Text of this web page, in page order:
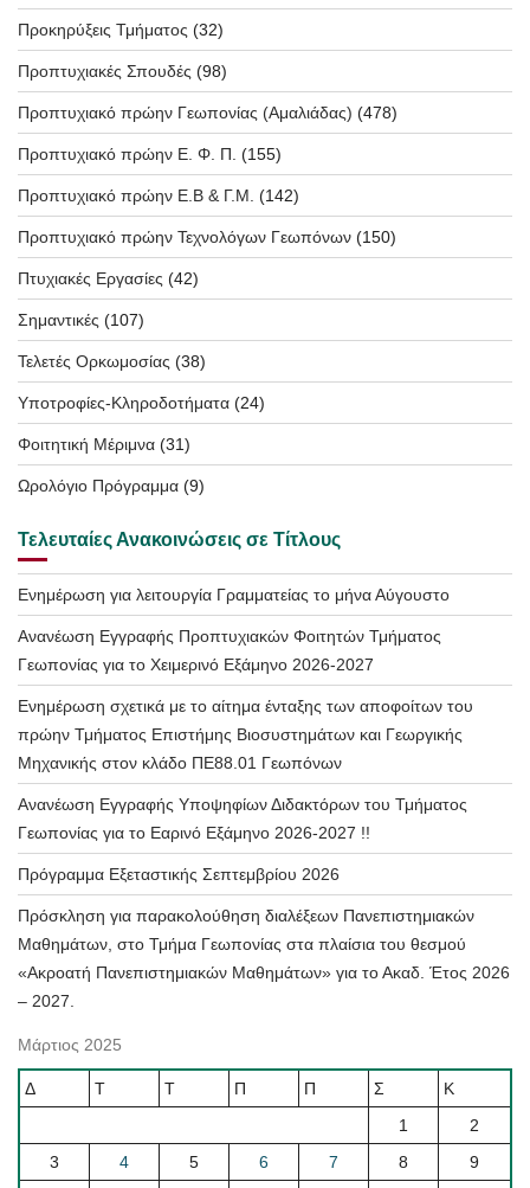
Προκηρύξεις Τμήματος (32)
Προπτυχιακές Σπουδές (98)
Προπτυχιακό πρώην Γεωπονίας (Αμαλιάδας) (478)
Προπτυχιακό πρώην Ε. Φ. Π. (155)
Προπτυχιακό πρώην Ε.Β & Γ.Μ. (142)
Προπτυχιακό πρώην Τεχνολόγων Γεωπόνων (150)
Πτυχιακές Εργασίες (42)
Σημαντικές (107)
Τελετές Ορκωμοσίας (38)
Υποτροφίες-Κληροδοτήματα (24)
Φοιτητική Μέριμνα (31)
Ωρολόγιο Πρόγραμμα (9)
Τελευταίες Ανακοινώσεις σε Τίτλους
Ενημέρωση για λειτουργία Γραμματείας το μήνα Αύγουστο
Ανανέωση Εγγραφής Προπτυχιακών Φοιτητών Τμήματος
Γεωπονίας για το Χειμερινό Εξάμηνο 2026-2027
Ενημέρωση σχετικά με το αίτημα ένταξης των αποφοίτων του
πρώην Τμήματος Επιστήμης Βιοσυστημάτων και Γεωργικής
Μηχανικής στον κλάδο ΠΕ88.01 Γεωπόνων
Ανανέωση Εγγραφής Υποψηφίων Διδακτόρων του Τμήματος
Γεωπονίας για το Εαρινό Εξάμηνο 2026-2027 !!
Πρόγραμμα Εξεταστικής Σεπτεμβρίου 2026
Πρόσκληση για παρακολούθηση διαλέξεων Πανεπιστημιακών
Μαθημάτων, στο Τμήμα Γεωπονίας στα πλαίσια του θεσμού
«Ακροατή Πανεπιστημιακών Μαθημάτων» για το Ακαδ. Έτος 2026
– 2027.
Μάρτιος 2025
Δ Τ Τ Π Π Σ
Κ
1
2
3
4 5 6 7 8
9